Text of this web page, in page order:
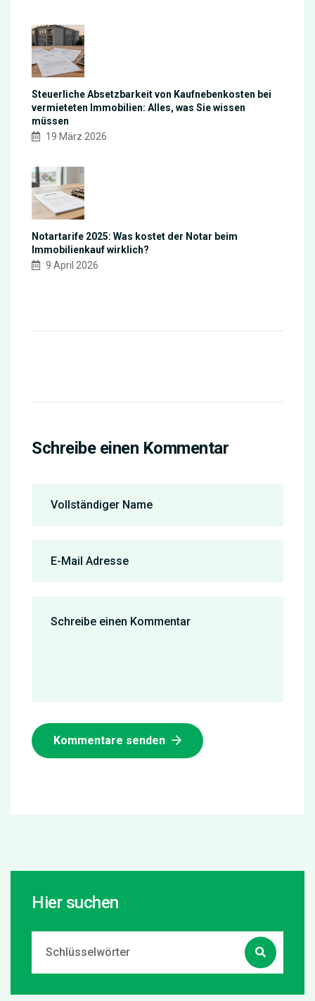
Steuerliche Absetzbarkeit von Kaufnebenkosten bei
vermieteten Immobilien: Alles, was Sie wissen
müssen
19 März 2026
Notartarife 2025: Was kostet der Notar beim
Immobilienkauf wirklich?
9 April 2026
Schreibe einen Kommentar
Kommentare senden
Hier suchen